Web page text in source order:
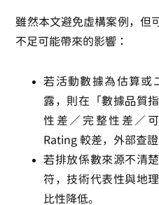
雖然本文避免虛構案例，但
不足可能帶來的影響：
若活動數據為估算或
露，則在「數據品質
性差／完整性差／
Rating 較差，外部查證
若排放係數來源不清
符，技術代表性與地
比性降低。